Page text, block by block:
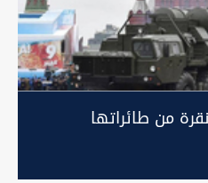
من طائراتها